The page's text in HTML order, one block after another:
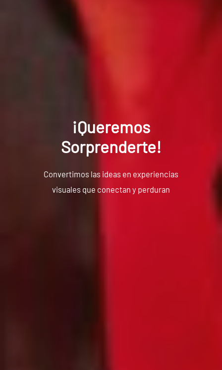
¡Queremos
Sorprenderte!
Convertimos las ideas en experiencias
visuales que conectan y perduran